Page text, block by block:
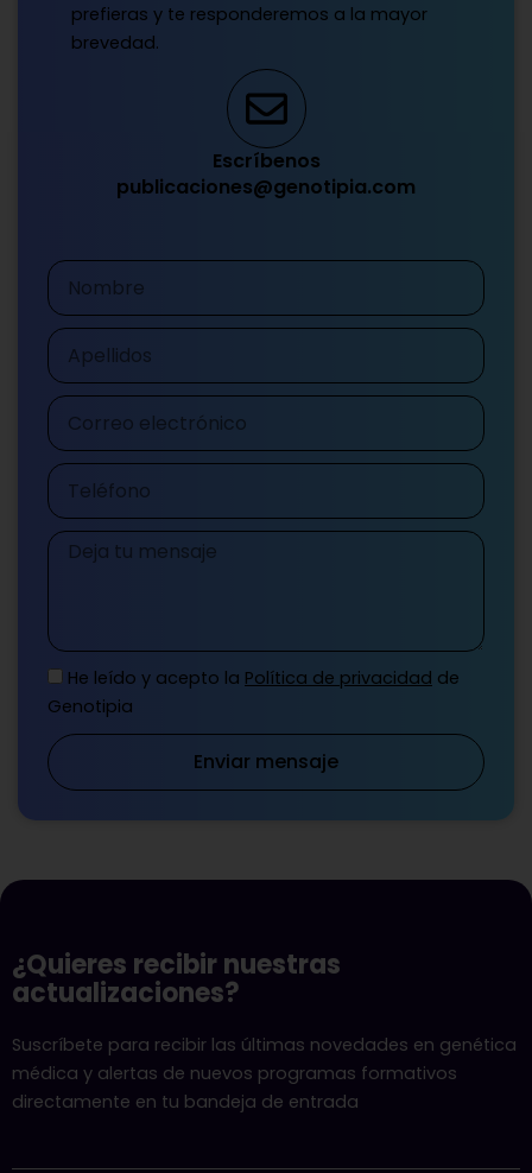
prefieras y te responderemos a la mayor
brevedad.
Escríbenos
publicaciones@genotipia.com
Nombre
Apellidos
Correo
electrónico
Teléfono
Mensaje
He leído y acepto la Política de privacidad de
Genotipia
Enviar mensaje
¿Quieres recibir nuestras
actualizaciones?
Suscríbete para recibir las últimas novedades en genética
médica y alertas de nuevos programas formativos
directamente en tu bandeja de entrada